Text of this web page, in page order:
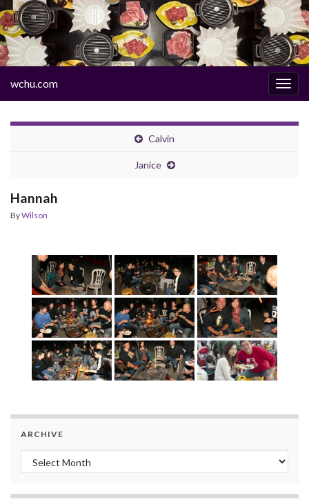
wchu.com
Calvin
Janice
Hannah
ByWilson
ARCHIVE
Archive